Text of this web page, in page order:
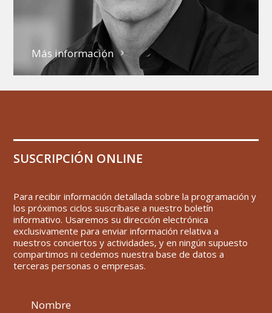
Más información
SUSCRIPCIÓN ONLINE
Para recibir información detallada sobre la programación y
los próximos ciclos suscríbase a nuestro boletín
informativo. Usaremos su dirección electrónica
exclusivamente para enviar información relativa a
nuestros conciertos y actividades, y en ningún supuesto
compartimos ni cedemos nuestra base de datos a
terceras personas o empresas.